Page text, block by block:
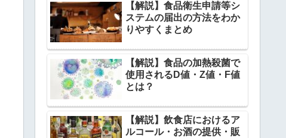
【解説】食品衛生申請等シ
ステムの届出の方法をわか
りやすくまとめ
【解説】食品の加熱殺菌で
使用されるD値・Z値・F値
とは？
【解説】飲食店におけるア
ルコール・お酒の提供・販